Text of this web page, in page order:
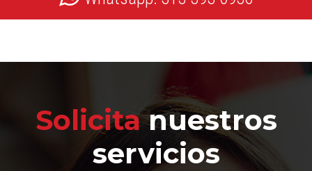
Solicitanuestros
servicios